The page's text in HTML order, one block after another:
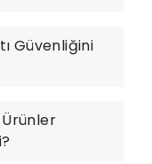
Güvenliğini
Ürünler